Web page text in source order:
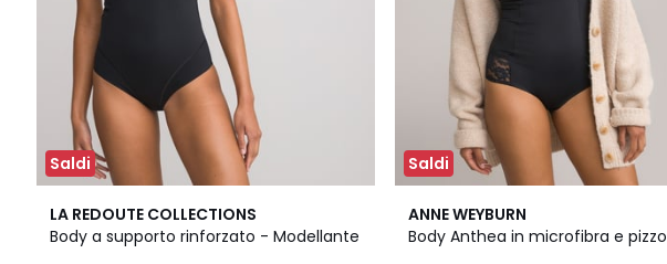
Saldi
LA REDOUTE COLLECTIONS
Body a supporto rinforzato - Modellante
3,8
/ 5
2
Colori
Saldi
ANNE WEYBURN
Body Anthea in microfibra e pizzo
4,3
/ 5